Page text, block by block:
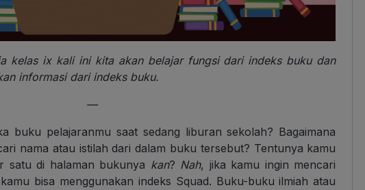
kelas ix kali ini kita akan belajar fungsi dari indeks buku dan
informasi dari indeks buku.
—
buku pelajaranmu saat sedang liburan sekolah? Bagaimana
nama atau istilah dari dalam buku tersebut? Tentunya kamu
satu di halaman bukunya kan? Nah, jika kamu ingin mencari
bisa menggunakan indeks Squad. Buku-buku ilmiah atau